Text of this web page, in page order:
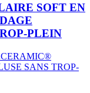
SOFT EN
PLEIN